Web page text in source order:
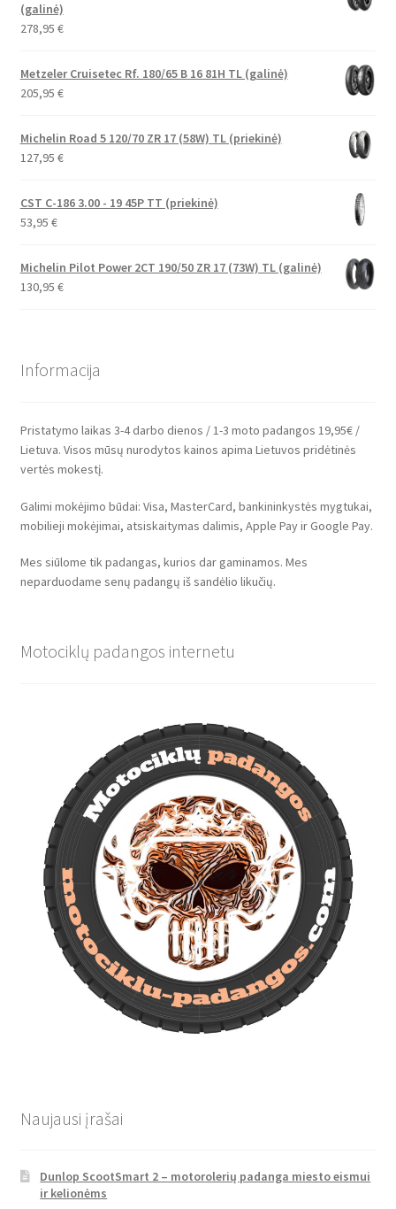
(galinė)
278,95 €
Metzeler Cruisetec Rf. 180/65 B 16 81H TL (galinė)
205,95 €
Michelin Road 5 120/70 ZR 17 (58W) TL (priekinė)
127,95 €
CST C-186 3.00 - 19 45P TT (priekinė)
53,95 €
Michelin Pilot Power 2CT 190/50 ZR 17 (73W) TL (galinė)
130,95 €
Informacija
Pristatymo laikas 3-4 darbo dienos / 1-3 moto padangos 19,95€ /
Lietuva. Visos mūsų nurodytos kainos apima Lietuvos pridėtinės
vertės mokestį.
Galimi mokėjimo būdai: Visa, MasterCard, bankininkystės mygtukai,
mobilieji mokėjimai, atsiskaitymas dalimis, Apple Pay ir Google Pay.
Mes siūlome tik padangas, kurios dar gaminamos. Mes
neparduodame senų padangų iš sandėlio likučių.
Motociklų padangos internetu
Naujausi įrašai
Dunlop ScootSmart 2 – motorolerių padanga miesto eismui
ir kelionėms